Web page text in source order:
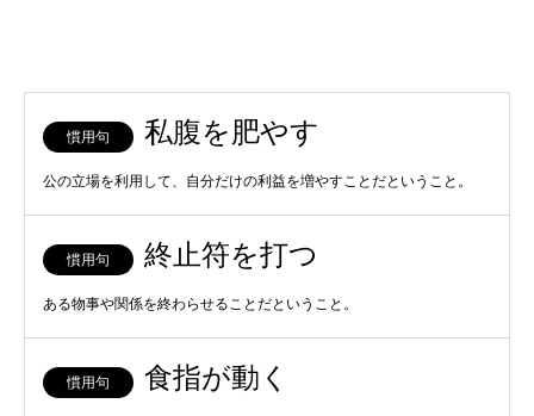
慣用句 私腹を肥やす
公の立場を利用して、自分だけの利益を増やすことだということ。
慣用句 終止符を打つ
ある物事や関係を終わらせることだということ。
慣用句 食指が動く